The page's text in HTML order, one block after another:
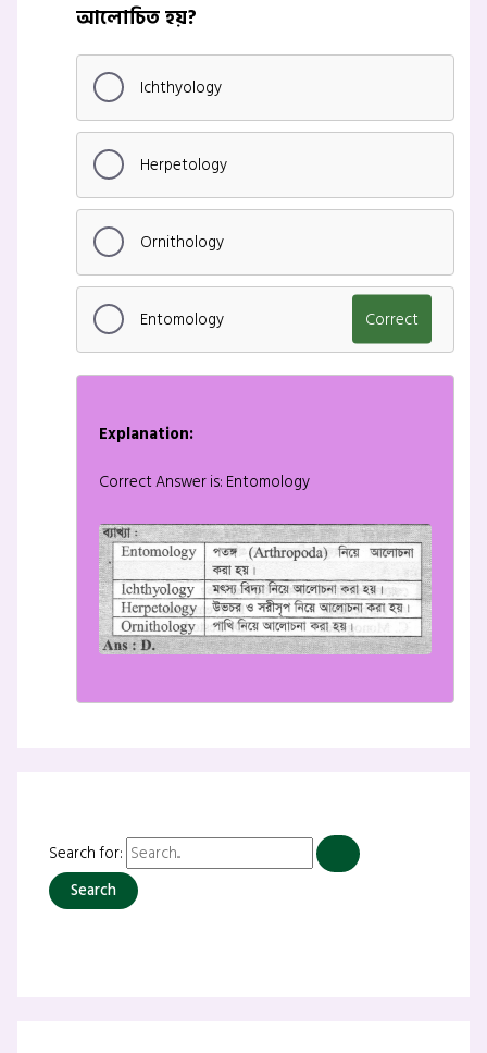
আলোচিত হয়?
Ichthyology
Herpetology
Ornithology
Entomology Correct
Explanation:
Correct Answer is: Entomology
Search for: